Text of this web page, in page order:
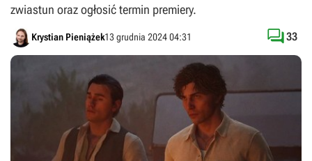
zwiastun oraz ogłosić termin premiery.
Krystian Pieniążek13 grudnia 2024 04:31 33